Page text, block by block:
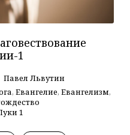
1
Павел Львутин
, Евангелие, Евангелизм,
1